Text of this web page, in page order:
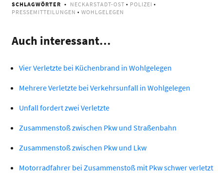
SCHLAGWÖRTER NECKARSTADT-OST • POLIZEI •
PRESSEMITTEILUNGEN • WOHLGELEGEN
Auch interessant…
Vier Verletzte bei Küchenbrand in Wohlgelegen
Mehrere Verletzte bei Verkehrsunfall in Wohlgelegen
Unfall fordert zwei Verletzte
Zusammenstoß zwischen Pkw und Straßenbahn
Zusammenstoß zwischen Pkw und Lkw
Motorradfahrer bei Zusammenstoß mit Pkw schwer verletzt